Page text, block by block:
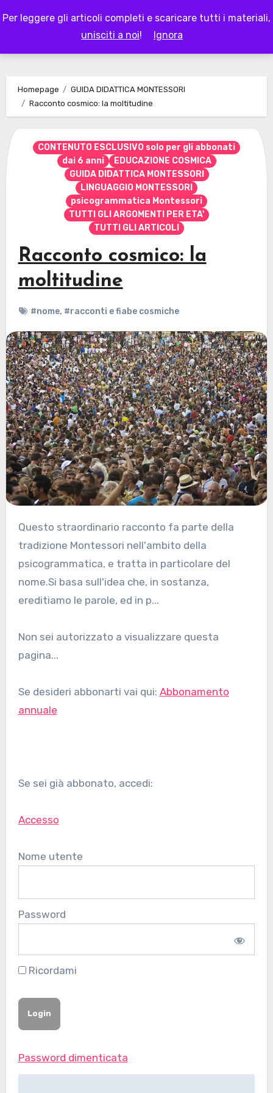
Per leggere gli articoli completi e scaricare tutti i materiali,
unisciti a noi! Ignora
to
LAPAPPADOLCE
Homepage
GUIDA DIDATTICA MONTESSORI
Racconto cosmico: la moltitudine
CONTENUTO ESCLUSIVO solo per gli abbonati
dai 6 anni
EDUCAZIONE COSMICA
GUIDA DIDATTICA MONTESSORI
LINGUAGGIO MONTESSORI
psicogrammatica Montessori
TUTTI GLI ARGOMENTI PER ETA'
TUTTI GLI ARTICOLI
Racconto cosmico: la
moltitudine
#nome, #racconti e fiabe cosmiche
Questo straordinario racconto fa parte della
tradizione Montessori nell'ambito della
psicogrammatica, e tratta in particolare del
nome.Si basa sull'idea che, in sostanza,
ereditiamo le parole, ed in p...
Non sei autorizzato a visualizzare questa
pagina...
Se desideri abbonarti vai qui: Abbonamento
annuale
Se sei già abbonato, accedi:
Accesso
Nome utente
Password
Ricordami
Password dimenticata